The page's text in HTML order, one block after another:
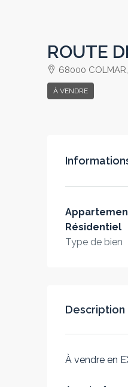
ROUTE
68000
À VENDRE
Résidentiel
Type de bien
Description
À vendre en